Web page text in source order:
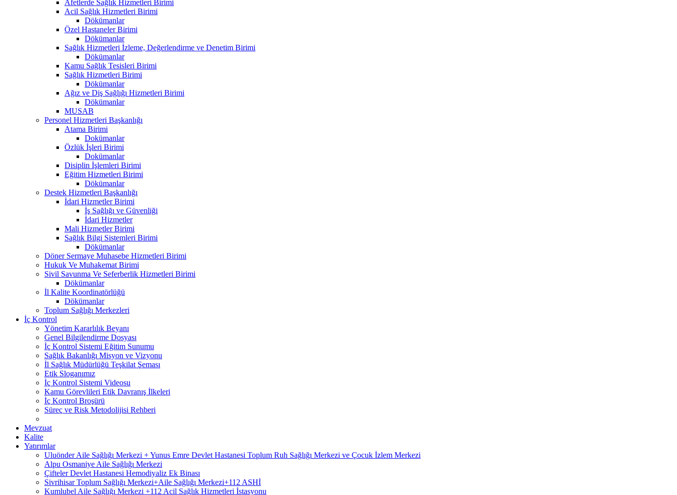
Afetlerde Sağlık Hizmetleri Birimi
Acil Sağlık Hizmetleri Birimi
Dökümanlar
Özel Hastaneler Birimi
Dökümanlar
Sağlık Hizmetleri İzleme, Değerlendirme ve Denetim Birimi
Dökümanlar
Kamu Sağlık Tesisleri Birimi
Sağlık Hizmetleri Birimi
Dökümanlar
Ağız ve Diş Sağlığı Hizmetleri Birimi
Dökümanlar
MUSAB
Personel Hizmetleri Başkanlığı
Atama Birimi
Dokümanlar
Özlük İşleri Birimi
Dokümanlar
Disiplin İşlemleri Birimi
Eğitim Hizmetleri Birimi
Dökümanlar
Destek Hizmetleri Başkanlığı
İdari Hizmetler Birimi
İş Sağlığı ve Güvenliği
İdari Hizmetler
Mali Hizmetler Birimi
Sağlık Bilgi Sistemleri Birimi
Dökümanlar
Döner Sermaye Muhasebe Hizmetleri Birimi
Hukuk Ve Muhakemat Birimi
Sivil Savunma Ve Seferberlik Hizmetleri Birimi
Dökümanlar
İl Kalite Koordinatörlüğü
Dökümanlar
Toplum Sağlığı Merkezleri
İç Kontrol
Yönetim Kararlılık Beyanı
Genel Bilgilendirme Dosyası
İç Kontrol Sistemi Eğitim Sunumu
Sağlık Bakanlığı Misyon ve Vizyonu
İl Sağlık Müdürlüğü Teşkilat Şeması
Etik Sloganımız
İç Kontrol Sistemi Videosu
Kamu Görevlileri Etik Davranış İlkeleri
İç Kontrol Broşürü
Süreç ve Risk Metodolijisi Rehberi
Mevzuat
Kalite
Yatırımlar
Uluönder Aile Sağlığı Merkezi + Yunus Emre Devlet Hastanesi Toplum Ruh Sağlığı Merkezi ve Çocuk İzlem Merkezi
Alpu Osmaniye Aile Sağlığı Merkezi
Çifteler Devlet Hastanesi Hemodiyaliz Ek Binası
Sivrihisar Toplum Sağlığı Merkezi+Aile Sağlığı Merkezi+112 ASHİ
Kumlubel Aile Sağlığı Merkezi +112 Acil Sağlık Hizmetleri İstasyonu